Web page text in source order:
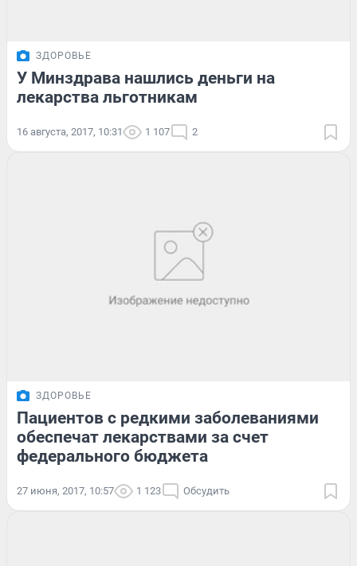
ЗДОРОВЬЕ
У Минздрава нашлись деньги на
лекарства льготникам
16 августа, 2017, 10:31 1 107 2
ЗДОРОВЬЕ
Пациентов с редкими заболеваниями
обеспечат лекарствами за счет
федерального бюджета
27 июня, 2017, 10:57 1 123 Обсудить